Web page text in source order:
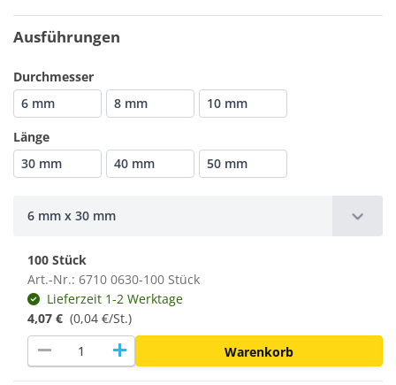
Ausführungen
Durchmesser
6 mm
8 mm
10 mm
Länge
30 mm
40 mm 50 mm
6 mm x 30 mm
100 Stück
Art.-Nr.: 6710 0630-100 Stück
Lieferzeit 1-2 Werktage
4,07 € (0,04 €/St.)
remove add Warenkorb